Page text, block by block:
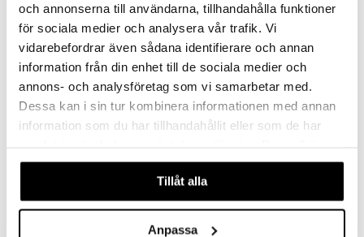
och annonserna till användarna, tillhandahålla funktioner
för sociala medier och analysera vår trafik. Vi
vidarebefordrar även sådana identifierare och annan
information från din enhet till de sociala medier och
annons- och analysföretag som vi samarbetar med.
Dessa kan i sin tur kombinera informationen med annan
information som du har tillhandahållit eller som de har
våra cookies vid fortsatt användande av vår webbplats.
Tillåt alla
Anpassa
249 kr (ord.315kr)
CLEAN
fr.385 kr